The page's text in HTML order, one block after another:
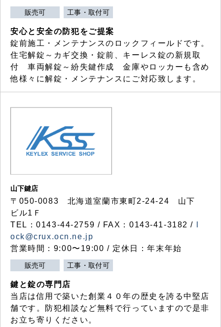
販売可 工事・取付可
安心と安全の防犯をご提案
錠前施工・メンテナンスのロックフィールドです。
住宅解錠～カギ交換・錠前、キーレス錠の新規取
付 車両解錠～紛失鍵作成 金庫やロッカーも含め
他様々に解錠・メンテナンスにご対応致します。
山下鍵店
〒050-0083 北海道室蘭市東町2-24-24 山下
ビル1Ｆ
TEL：0143-44-2759 / FAX：0143-41-3182 /
ock@crux.ocn.ne.jp
営業時間：9:00〜19:00 / 定休日：年末年始
販売可 工事・取付可
鍵と錠の専門店
当店は信用で築いた創業４０年の歴史を誇る中堅店
舗です。防犯相談など無料で行っていますので是非
お立ち寄りください。